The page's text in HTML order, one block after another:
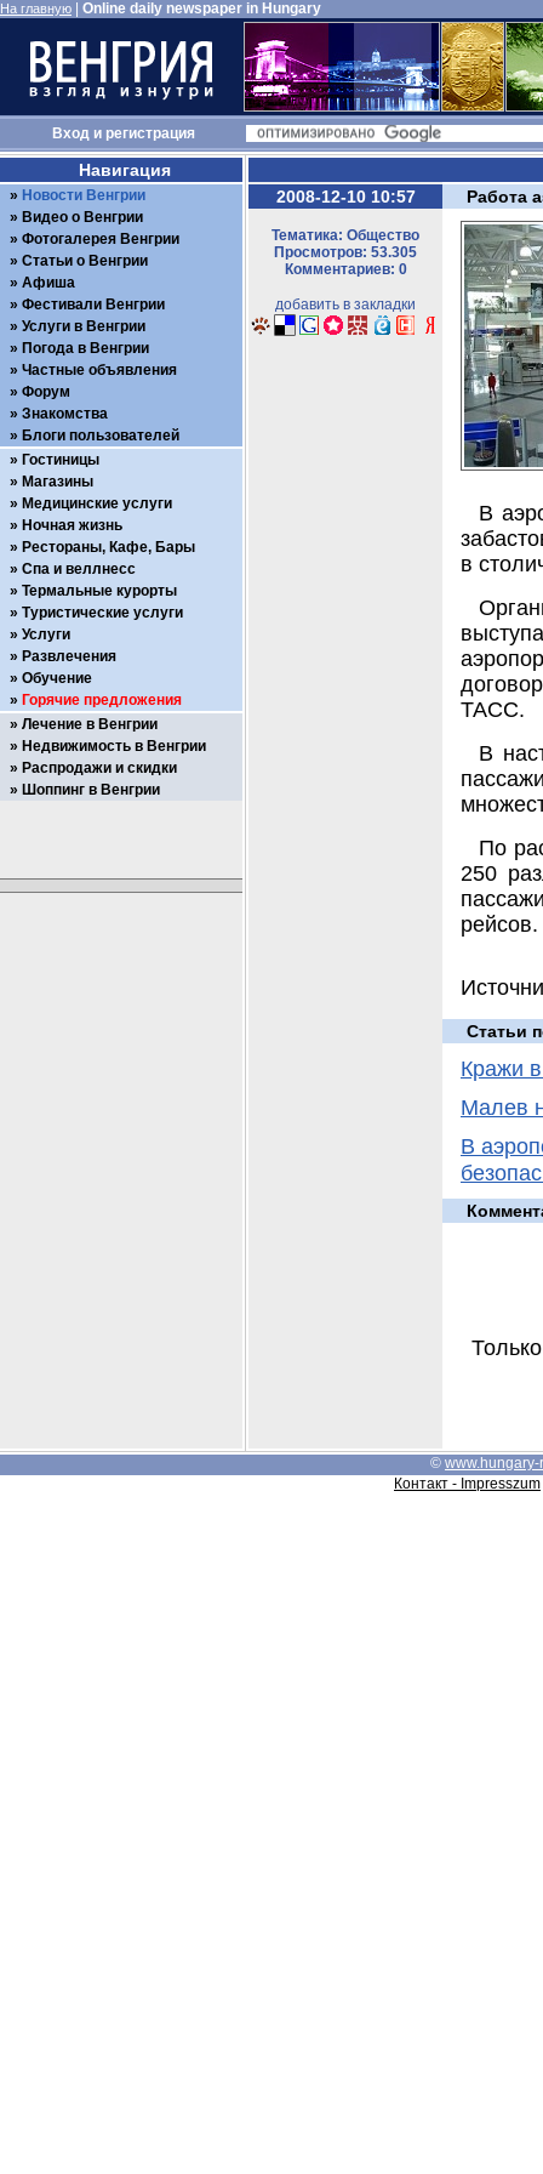
На главную Online daily newspaper in Hungary
Входи регистрация
2008-12-10 10:57
Тематика: Общество
Просмотров: 53.305
Комментариев: 0
добавить в закладки
Работа
В
в
ТАСС.
В
По
250
рейсов.
Статьи
Кражи
Малев
В
Навигация
Новости Венгрии
Видео о Венгрии
Фотогалерея Венгрии
Статьи о Венгрии
Афиша
Фестивали Венгрии
Услуги в Венгрии
Погода в Венгрии
Частные объявления
Форум
Знакомства
Блоги пользователей
Гостиницы
Магазины
Медицинские услуги
Ночная жизнь
Рестораны, Кафе, Бары
Спа и веллнесс
Термальные курорты
Туристические услуги
Услуги
Развлечения
Обучение
Горячие предложения
Лечение в Венгрии
Недвижимость в Венгрии
Распродажи и скидки
Шоппинг в Венгрии
© www.hungary-
Контакт - Impresszum